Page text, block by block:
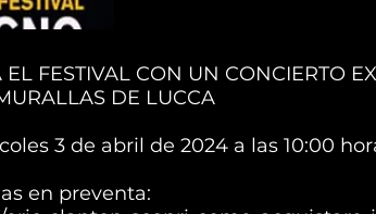
FESTIVAL CON UN CONCIERTO
DE LUCCA
3 de abril de 2024 a las 10:00
en preventa: